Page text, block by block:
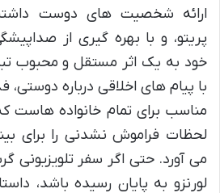
ارائه شخصیت های دوست
پریتو، و با بهره گیری از
خود به یک اثر مستقل و محبوب
با پیام های اخلاقی درباره
مناسب برای تمام خانواده
لحظات فراموش نشدنی را برای
می آورد. حتی اگر سفر
لورنزو به پایان رسیده باشد،